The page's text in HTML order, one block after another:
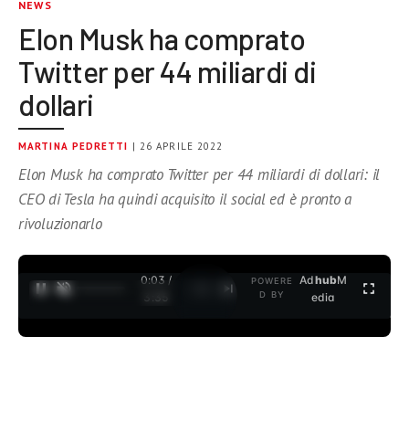
NEWS
Elon Musk ha comprato
Twitter per 44 miliardi di
dollari
MARTINA PEDRETTI | 26 APRILE 2022
Elon Musk ha comprato Twitter per 44 miliardi di dollari: il
CEO di Tesla ha quindi acquisito il social ed è pronto a
rivoluzionarlo
0:04 /
3:35
POWERE
D BY
AdhubM
edia